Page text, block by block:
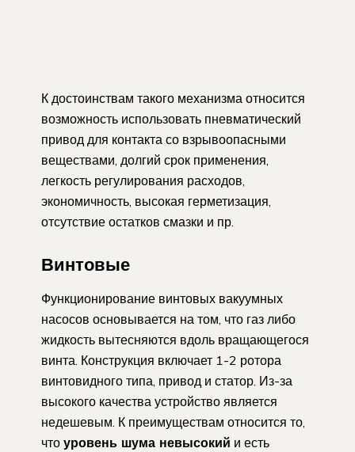
К достоинствам такого механизма относится
возможность использовать пневматический
привод для контакта со взрывоопасными
веществами, долгий срок применения,
легкость регулирования расходов,
экономичность, высокая герметизация,
отсутствие остатков смазки и пр.
Винтовые
Функционирование винтовых вакуумных
насосов основывается на том, что газ либо
жидкость вытесняются вдоль вращающегося
винта. Конструкция включает 1-2 ротора
винтовидного типа, привод и статор. Из-за
высокого качества устройство является
недешевым. К преимуществам относится то,
что уровень шума невысокий и есть